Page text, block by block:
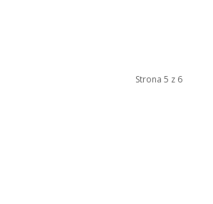
Strona 5 z 6